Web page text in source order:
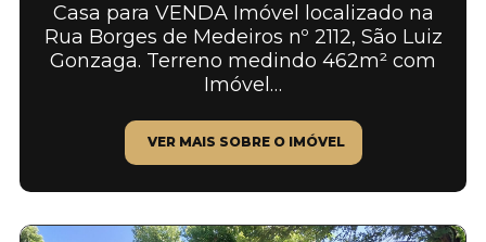
Casa para VENDA Imóvel localizado na
Rua Borges de Medeiros nº 2112, São Luiz
Gonzaga. Terreno medindo 462m² com
Imóvel…
VER MAIS SOBRE O IMÓVEL